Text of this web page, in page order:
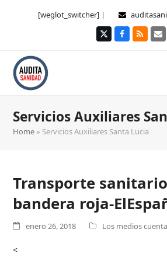
[weglot_switcher] |
TwitterFacebook
RSS
Servicios Auxiliares
Home » Servicios Auxiliares Santa Lucia
Transporte
bandera roja-
enero 26, 2018 Los medios
<